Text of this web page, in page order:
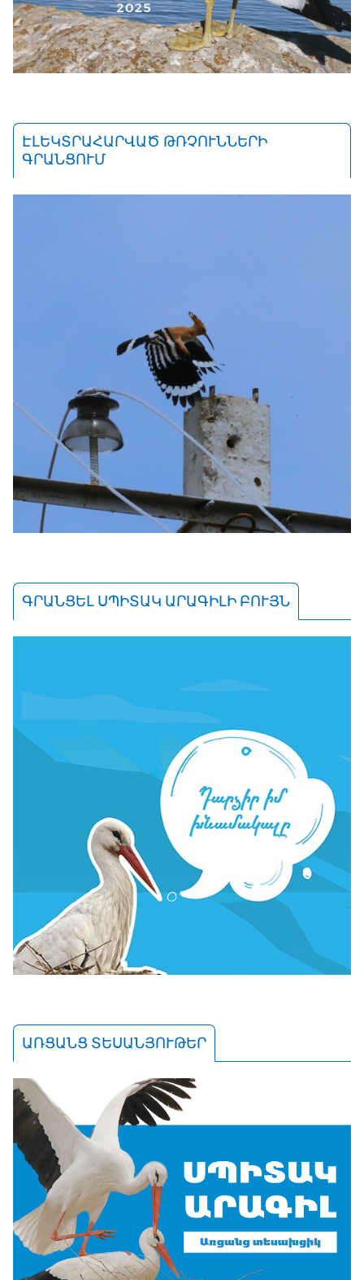
ԷԼԵԿՏՐԱՀԱՐՎԱԾ ԹՌՉՈՒՆՆԵՐԻ
ԳՐԱՆՑՈՒՄ
ԳՐԱՆՑԵԼ ՍՊԻՏԱԿ ԱՐԱԳԻԼԻ ԲՈՒՅՆ
ԱՌՑԱՆՑ ՏԵՍԱՆՅՈՒԹԵՐ